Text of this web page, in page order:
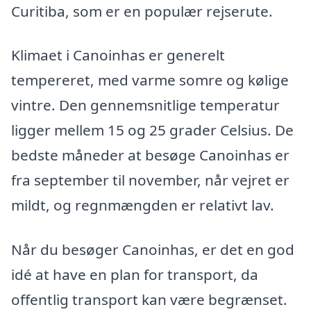
Curitiba, som er en populær rejserute.
Klimaet i Canoinhas er generelt
tempereret, med varme somre og kølige
vintre. Den gennemsnitlige temperatur
ligger mellem 15 og 25 grader Celsius. De
bedste måneder at besøge Canoinhas er
fra september til november, når vejret er
mildt, og regnmængden er relativt lav.
Når du besøger Canoinhas, er det en god
idé at have en plan for transport, da
offentlig transport kan være begrænset.